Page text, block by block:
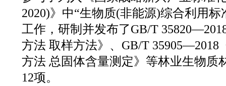
2020)》中“生物质(非能源)综合利用
工作，研制并发布了GB/T
方法 取样方法》、GB/T 35905—2018
方法 总固体含量测定》等林业生物质
12项。